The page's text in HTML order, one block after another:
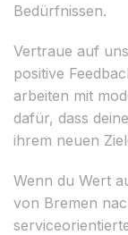
Bedürfnissen.
Vertraue auf
positive
arbeiten mit
dafür, dass
ihrem neuen
Wenn du Wert
von Bremen